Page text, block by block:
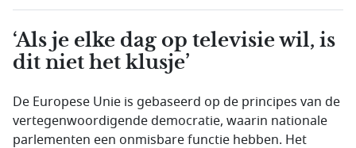
‘Als je elke dag op televisie wil, is
dit niet het klusje’
De Europese Unie is gebaseerd op de principes van de
vertegenwoordigende democratie, waarin nationale
parlementen een onmisbare functie hebben. Het